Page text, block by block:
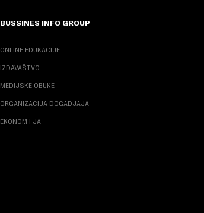
BUSSINES INFO GROUP
ONLINE EDUKACIJE
IZDAVAŠTVO
MEDIJSKE OBUKE
ORGANIZACIJA DOGADJAJA
EKONOM I JA